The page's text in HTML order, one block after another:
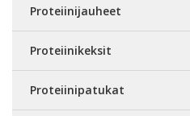
Proteiinijauheet
Proteiinikeksit
Proteiinipatukat